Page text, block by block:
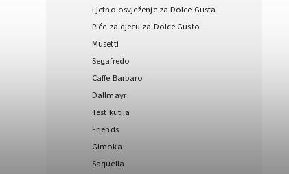
Ljetno osvježenje za Dolce Gusta
Piće za djecu za Dolce Gusto
Musetti
Segafredo
Caffe Barbaro
Dallmayr
Test kutija
Friends
Gimoka
Saquella